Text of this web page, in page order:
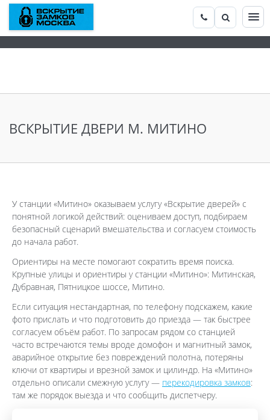
ВСКРЫТИЕ ДВЕРИ М. МИТИНО
У станции «Митино» оказываем услугу «Вскрытие дверей» с
понятной логикой действий: оцениваем доступ, подбираем
безопасный сценарий вмешательства и согласуем стоимость
до начала работ.
Ориентиры на месте помогают сократить время поиска.
Крупные улицы и ориентиры у станции «Митино»: Митинская,
Дубравная, Пятницкое шоссе, Митино.
Если ситуация нестандартная, по телефону подскажем, какие
фото прислать и что подготовить до приезда — так быстрее
согласуем объём работ. По запросам рядом со станцией
часто встречаются темы вроде домофон и магнитный замок,
аварийное открытие без повреждений полотна, потеряны
ключи от квартиры и врезной замок и цилиндр. На «Митино»
отдельно описали смежную услугу — перекодировка замков:
там же порядок выезда и что сообщить диспетчеру.